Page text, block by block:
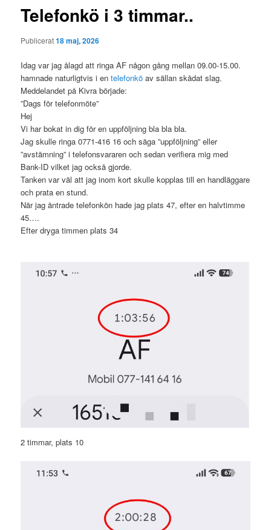
Telefonkö i 3 timmar..
Publicerat18 maj, 2026
Idag var jag ålagd att ringa AF någon gång mellan 09.00-15.00.
hamnade naturligtvis i entelefonkö av sällan skådat slag.
Meddelandet på Kivra började:
”Dags för telefonmöte”
Hej
Vi har bokat in dig för en uppföljning bla bla bla.
Jag skulle ringa 0771-416 16 och säga ”uppföljning” eller
”avstämning” i telefonsvararen och sedan verifiera mig med
Bank-ID vilket jag också gjorde.
Tanken var väl att jag inom kort skulle kopplas till en handläggare
och prata en stund.
När jag äntrade telefonkön hade jag plats 47, efter en halvtimme
45….
Efter dryga timmen plats 34
2 timmar, plats 10